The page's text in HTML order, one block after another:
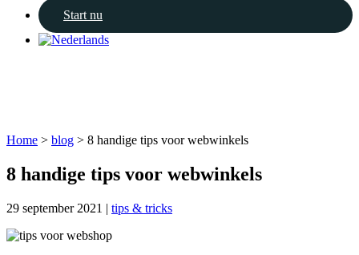
Start nu
Home > blog > 8 handige tips voor webwinkels
8 handige tips voor webwinkels
29 september 2021 | tips & tricks